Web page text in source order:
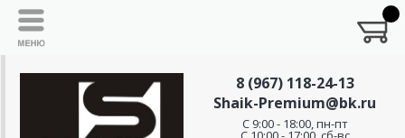
8 (967) 118-24-13
Shaik-Premium@bk.ru
C 9:00 - 18:00, пн-пт